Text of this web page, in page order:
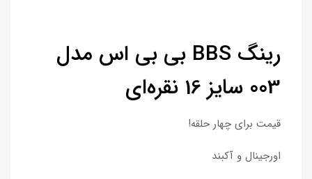
رینگ BBS بی بی اس مدل
003 سایز 16 نقره‌ای
قیمت برای چهار حلقه!
اورجینال و آکبند